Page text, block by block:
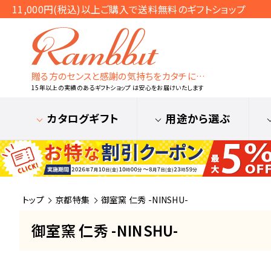
11,000円(税込)以上ご購入で送料無料のギフトショップ
贈る方のセンスと感謝の気持ちをカタチに…
15年以上の実績のあるギフトショップ は安心をお届けいたします
カタログギフト 用途から選ぶ
トップ 京都特集 御室窯 仁秀 -NINSHU-
御室窯 仁秀 -NINSHU-